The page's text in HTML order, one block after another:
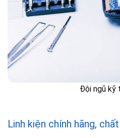
Đội ngũ kỹ
Linh kiện chính hãng,